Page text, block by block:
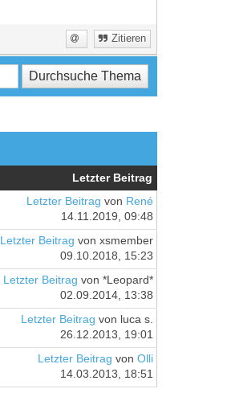
Zitieren
Letzter Beitrag
Letzter Beitrag von René
14.11.2019, 09:48
Letzter Beitrag von xsmember
09.10.2018, 15:23
Letzter Beitrag von *Leopard*
02.09.2014, 13:38
Letzter Beitrag von luca s.
26.12.2013, 19:01
Letzter Beitrag von Olli
14.03.2013, 18:51